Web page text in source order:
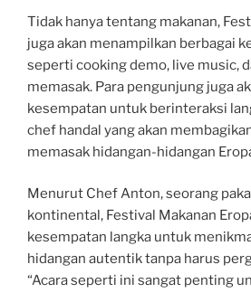
Tidak hanya tentang makanan,
juga akan menampilkan berbagai
seperti cooking demo, live music,
memasak. Para pengunjung juga
kesempatan untuk berinteraksi
chef handal yang akan
memasak hidangan-hidangan
Menurut Chef Anton, seorang
kontinental, Festival Makanan
kesempatan langka untuk
hidangan autentik tanpa harus
“Acara seperti ini sangat penting